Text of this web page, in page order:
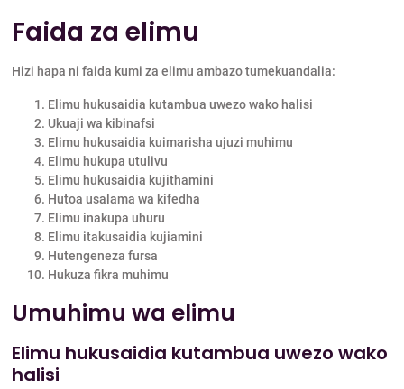
Faida za elimu
Hizi hapa ni faida kumi za elimu ambazo tumekuandalia:
Elimu hukusaidia kutambua uwezo wako halisi
Ukuaji wa kibinafsi
Elimu hukusaidia kuimarisha ujuzi muhimu
Elimu hukupa utulivu
Elimu hukusaidia kujithamini
Hutoa usalama wa kifedha
Elimu inakupa uhuru
Elimu itakusaidia kujiamini
Hutengeneza fursa
Hukuza fikra muhimu
Umuhimu wa elimu
Elimu hukusaidia kutambua uwezo wako
halisi